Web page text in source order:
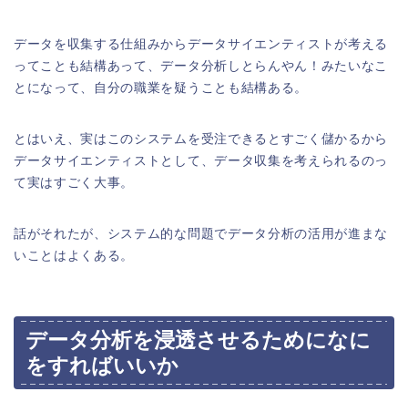
データを収集する仕組みからデータサイエンティストが考える
ってことも結構あって、データ分析しとらんやん！みたいなこ
とになって、自分の職業を疑うことも結構ある。
とはいえ、実はこのシステムを受注できるとすごく儲かるから
データサイエンティストとして、データ収集を考えられるのっ
て実はすごく大事。
話がそれたが、システム的な問題でデータ分析の活用が進まな
いことはよくある。
データ分析を浸透させるためになに
をすればいいか